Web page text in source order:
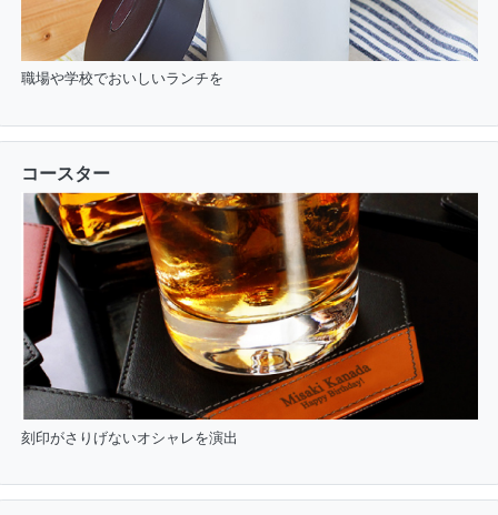
職場や学校でおいしいランチを
コースター
刻印がさりげないオシャレを演出